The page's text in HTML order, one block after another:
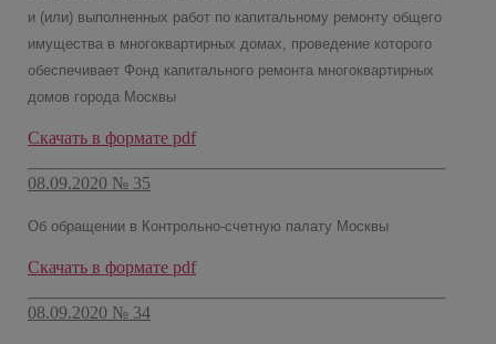
и (или) выполненных работ по капитальному ремонту общего
имущества в многоквартирных домах, проведение которого
обеспечивает Фонд капитального ремонта многоквартирных
домов города Москвы
Скачать в формате pdf
08.09.2020 № 35
Об обращении в Контрольно-счетную палату Москвы
Скачать в формате pdf
08.09.2020 № 34